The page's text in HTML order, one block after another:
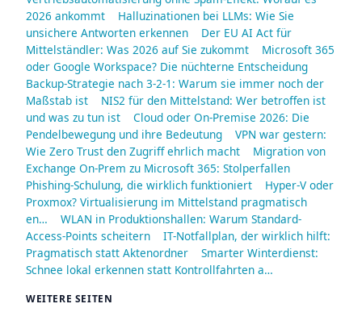
2026 ankommt
Halluzinationen bei LLMs: Wie Sie
unsichere Antworten erkennen
Der EU AI Act für
Mittelständler: Was 2026 auf Sie zukommt
Microsoft 365
oder Google Workspace? Die nüchterne Entscheidung
Backup-Strategie nach 3-2-1: Warum sie immer noch der
Maßstab ist
NIS2 für den Mittelstand: Wer betroffen ist
und was zu tun ist
Cloud oder On-Premise 2026: Die
Pendelbewegung und ihre Bedeutung
VPN war gestern:
Wie Zero Trust den Zugriff ehrlich macht
Migration von
Exchange On-Prem zu Microsoft 365: Stolperfallen
Phishing-Schulung, die wirklich funktioniert
Hyper-V oder
Proxmox? Virtualisierung im Mittelstand pragmatisch
en…
WLAN in Produktionshallen: Warum Standard-
Access-Points scheitern
IT-Notfallplan, der wirklich hilft:
Pragmatisch statt Aktenordner
Smarter Winterdienst:
Schnee lokal erkennen statt Kontrollfahrten a…
WEITERE SEITEN